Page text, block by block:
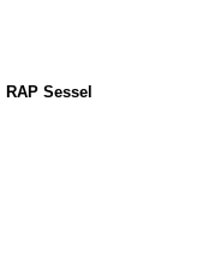
RAP Sessel